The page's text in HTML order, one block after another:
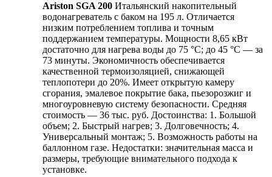
Ariston SGA 200 Итальянский накопительный
водонагреватель с баком на 195 л. Отличается
низким потреблением топлива и точным
поддержанием температуры. Мощности 8,65 кВт
достаточно для нагрева воды до 75 °С; до 45 °С — за
73 минуты. Экономичность обеспечивается
качественной термоизоляцией, снижающей
теплопотери до 20%. Имеет открытую камеру
сгорания, эмалевое покрытие бака, пьезорозжиг и
многоуровневую систему безопасности. Средняя
стоимость — 36 тыс. руб. Достоинства: 1. Большой
объем; 2. Быстрый нагрев; 3. Долговечность; 4.
Универсальный монтаж; 5. Возможность работы на
баллонном газе. Недостатки: значительная масса и
размеры, требующие внимательного подхода к
установке.